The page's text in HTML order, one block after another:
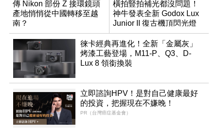
傳 Nikon 部份 Z 接環鏡頭
產地悄悄從中國轉移至越
南？
橫拍豎拍補光都沒問題！
神牛發表全新 Godox Lux
Junior II 復古機頂閃光燈
徠卡經典再進化！全新「金屬灰」
烤漆工藝登場，M11-P、Q3、D-
Lux 8 領銜換裝
立即諮詢HPV！是對自己健康最好
的投資，把握現在不嫌晚！
PR（台灣癌症基金會）